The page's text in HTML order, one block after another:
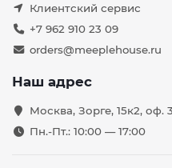
Клиентский сервис
+7 962 910 23 09
orders@meeplehouse.ru
Наш адрес
Москва, Зорге, 15к2, оф.
Пн.-Пт.: 10:00 — 17:00